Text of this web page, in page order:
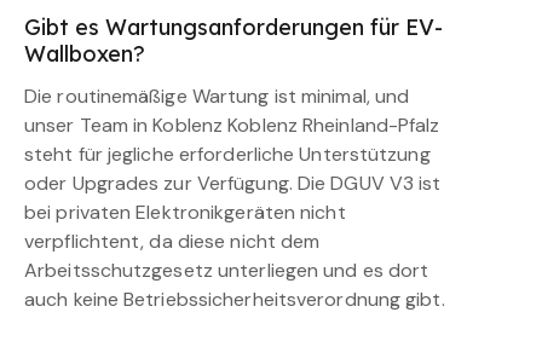
Gibt es Wartungsanforderungen für EV-
Wallboxen?
Die routinemäßige Wartung ist minimal, und
unser Team in Koblenz Koblenz Rheinland-Pfalz
steht für jegliche erforderliche Unterstützung
oder Upgrades zur Verfügung. Die DGUV V3 ist
bei privaten Elektronikgeräten nicht
verpflichtent, da diese nicht dem
Arbeitsschutzgesetz unterliegen und es dort
auch keine Betriebssicherheitsverordnung gibt.